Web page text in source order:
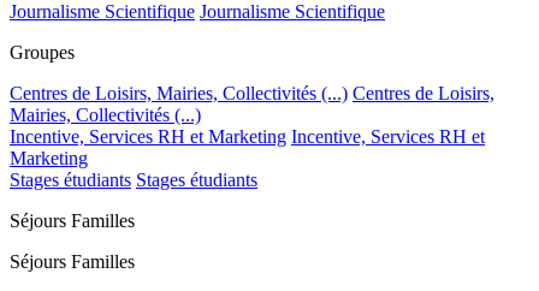
Journalisme Scientifique Journalisme Scientifique
Groupes
Centres de Loisirs, Mairies, Collectivités (...) Centres de Loisirs,
Mairies, Collectivités (...)
Incentive, Services RH et Marketing Incentive, Services RH et
Marketing
Stages étudiants Stages étudiants
Séjours Familles
Séjours Familles